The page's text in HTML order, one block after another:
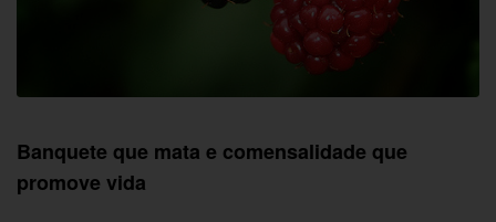
Banquete que mata e comensalidade que
promove vida